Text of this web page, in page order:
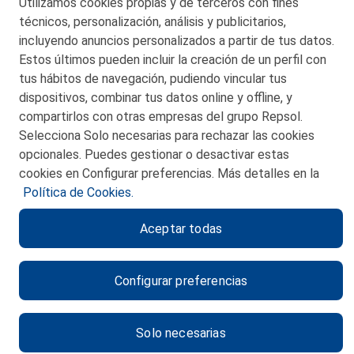
© 2026 Petronor S.A.
CONTACTO
MAPA WEB
POLITICA DE PRIVACIDAD
POLITICA DE COOKIES
CANAL DE ÉTICA
técnicos, personalización, análisis y publicitarios,
incluyendo anuncios personalizados a partir de tus datos.
Estos últimos pueden incluir la creación de un perfil con
tus hábitos de navegación, pudiendo vincular tus
dispositivos, combinar tus datos online y offline, y
compartirlos con otras empresas del grupo Repsol.
Selecciona Solo necesarias para rechazar las cookies
opcionales. Puedes gestionar o desactivar estas
cookies en Configurar preferencias. Más detalles en la
Política de Cookies.
Configurar preferencias
Solo necesarias
Aceptar todas